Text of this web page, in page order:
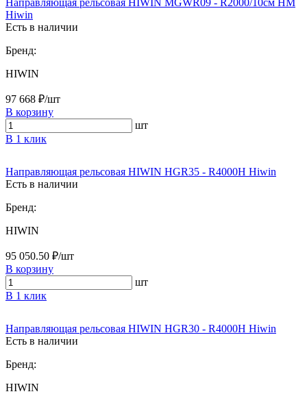
Hiwin
Есть в наличии
Бренд:
HIWIN
97 668 ₽/шт
В корзину
шт
В 1 клик
Направляющая рельсовая HIWIN HGR35 - R4000H Hiwin
Есть в наличии
Бренд:
HIWIN
95 050.50 ₽/шт
В корзину
шт
В 1 клик
Направляющая рельсовая HIWIN HGR30 - R4000H Hiwin
Есть в наличии
Бренд:
HIWIN